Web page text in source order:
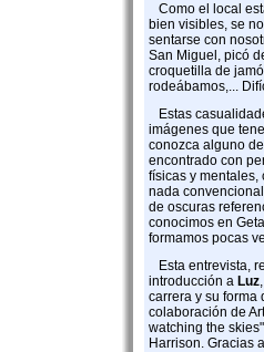
Como el local
bien visibles, se
sentarse con
San Miguel, picó
croquetilla de
rodeábamos,...
Estas
imágenes que
conozca alguno
encontrado con
físicas y mentales,
nada
de oscuras
conocimos en
formamos pocas
Esta entrevista,
introducción a Luz
carrera y su forma
colaboración de
watching the
Harrison. Gracias